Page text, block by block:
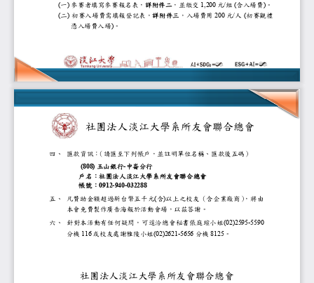
(一) 參賽者填寫參賽
報名表
，詳附件
二， 並繳交1,200
元/組 (含入場費
)。
(二) 初賽入場費需填報登記表
，詳附件
三 ，入場費用
200
元/人 (初賽觀禮
憑入場費入場
)。
社團法人淡江大學系所友會聯合
四、匯款資訊
：
（請匯至下列帳戶，並註明單位名稱、匯款
(808)玉山銀行
-中崙分行
戶名：社團法人淡江大學系所友會聯合總會
帳號：0912
-940
-032288
五、凡贊助金額超過新台幣五千元
(含)以上之校友（含企業廠商）
，將由
本會免費製作廣告海報於活動會場，以茲答謝。
六、針對本活動有任何疑問，可逕洽總會秘書張庭瑄小姐
(02)2595
-5590
分機116或校友處謝雅陵小姐
(02)2621
-5656分機8125
。
社團法人淡江大學系所友會聯合總會